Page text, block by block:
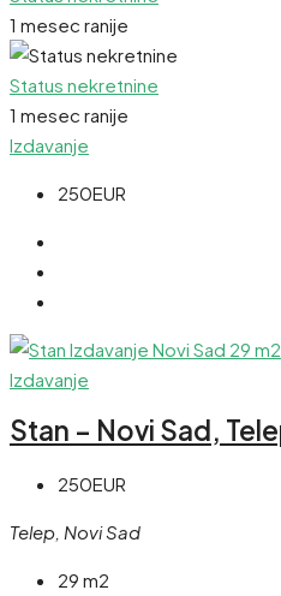
1 mesec ranije
Status nekretnine
1 mesec ranije
Izdavanje
250EUR
Izdavanje
Stan – Novi Sad,
250EUR
Telep, Novi Sad
29 m2